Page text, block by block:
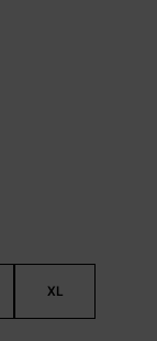
XL